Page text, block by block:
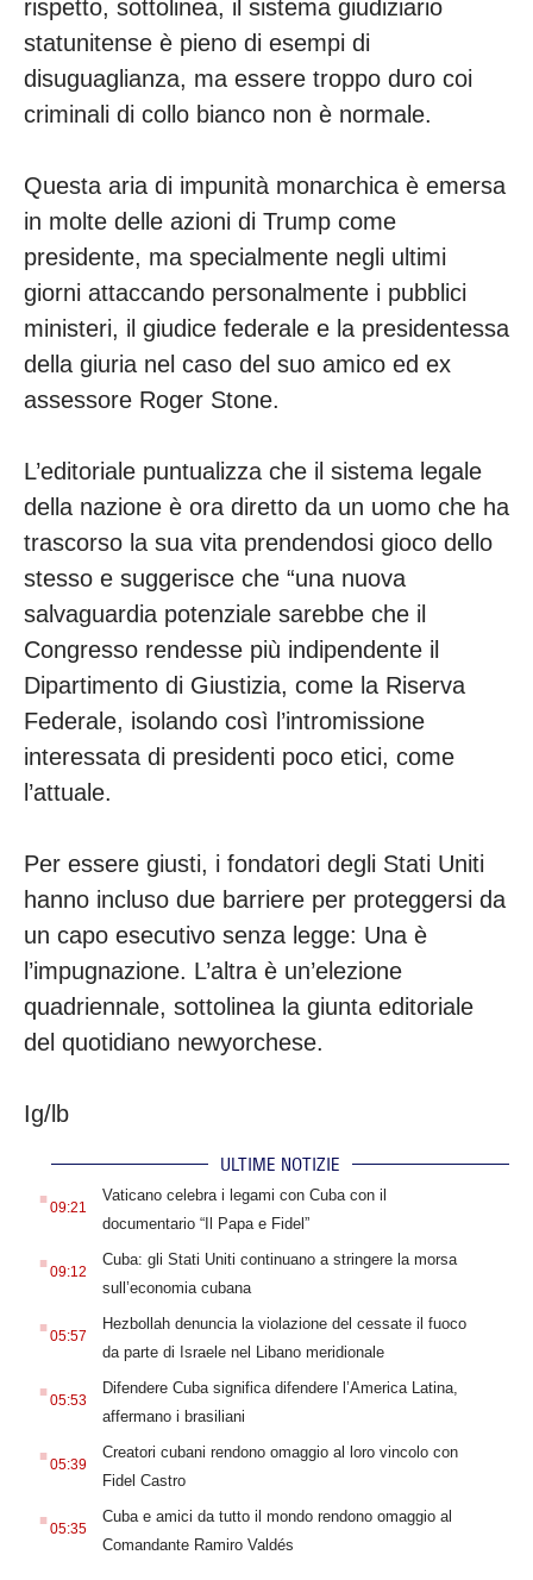
rispetto, sottolinea, il sistema giudiziario
statunitense è pieno di esempi di
disuguaglianza, ma essere troppo duro coi
criminali di collo bianco non è normale.
Questa aria di impunità monarchica è emersa
in molte delle azioni di Trump come
presidente, ma specialmente negli ultimi
giorni attaccando personalmente i pubblici
ministeri, il giudice federale e la presidentessa
della giuria nel caso del suo amico ed ex
assessore Roger Stone.
L’editoriale puntualizza che il sistema legale
della nazione è ora diretto da un uomo che ha
trascorso la sua vita prendendosi gioco dello
stesso e suggerisce che “una nuova
salvaguardia potenziale sarebbe che il
Congresso rendesse più indipendente il
Dipartimento di Giustizia, come la Riserva
Federale, isolando così l’intromissione
interessata di presidenti poco etici, come
l’attuale.
Per essere giusti, i fondatori degli Stati Uniti
hanno incluso due barriere per proteggersi da
un capo esecutivo senza legge: Una è
l’impugnazione. L’altra è un’elezione
quadriennale, sottolinea la giunta editoriale
del quotidiano newyorchese.
Ig/lb
ULTIME NOTIZIE
. 09:21
Vaticano celebra i legami con Cuba con il
documentario “Il Papa e Fidel”
. 09:12
Cuba: gli Stati Uniti continuano a stringere la morsa
sull’economia cubana
. 05:57
Hezbollah denuncia la violazione del cessate il fuoco
da parte di Israele nel Libano meridionale
. 05:53
Difendere Cuba significa difendere l’America Latina,
affermano i brasiliani
. 05:39
Creatori cubani rendono omaggio al loro vincolo con
Fidel Castro
. 05:35
Cuba e amici da tutto il mondo rendono omaggio al
Comandante Ramiro Valdés